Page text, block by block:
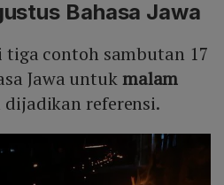
Bahasa Jawa
contoh sambutan 17
Jawa untukmalam
dijadikan referensi.